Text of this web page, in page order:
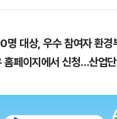
대상, 우수 참여자 환경
페이지에서 신청…산업